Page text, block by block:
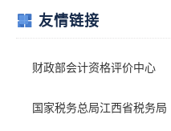
友情链接
财政部会计资格评价中心
国家税务总局江西省税务局